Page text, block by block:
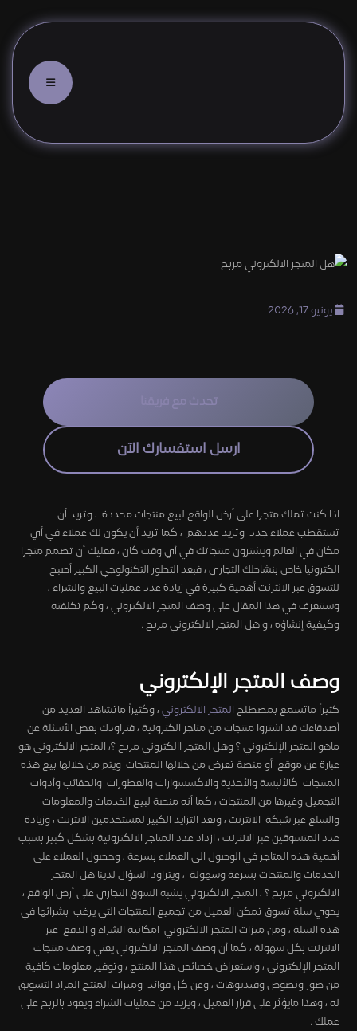
يونيو 17, 2026
تحدث مع فريقنا
ارسل استفسارك الآن
اذا كنت تملك متجرا على أرض الواقع لبيع منتجات محددة ، وتريد أن
تستقطب عملاء جدد وتزيد عددهم ، كما تريد أن يكون لك عملاء في أي
مكان في العالم ويشترون منتجاتك في أي وقت كان ، فعليك أن تصمم متجرا
الكترونيا خاص بنشاطك التجاري ، فبعد التطور التكنولوجي الكبير أصبح
للتسوق عبر الانترنت أهمية كبيرة في زيادة عدد عمليات البيع والشراء ،
وسنتعرف في هذا المقال على وصف المتجر الالكتروني ، وكم تكلفته
وكيفية إنشاؤه ، و هل المتجر الالكتروني مربح .
وصف المتجر الإلكتروني
كثيراً ماتسمع بمصطلح المتجر الالكتروني ، وكثيراً ماتشاهد العديد من
أصدقاءك قد اشتروا منتجات من متاجر الكترونية ، فتراودك بعض الأسئلة عن
ماهو المتجر الإلكتروني ؟ وهل المتجر االكتروني مربح ؟، المتجر الالكتروني هو
عبارة عن موقع أو منصة تعرض من خلالها المنتجات ويتم من خلالها بيع هذه
المنتجات كالألبسة والأحذية والاكسسوارات والعطورات والحقائب وأدوات
التجميل وغيرها من المنتجات ، كما أنه منصة لبيع الخدمات والمعلومات
والسلع عبر شبكة الانترنت ، وبعد التزايد الكبير لمستخدمين الانترنت ، وزيادة
عدد المتسوقين عبر الانترنت ، ازداد عدد المتاجر الالكترونية بشكل كبير بسبب
أهمية هذه المتاجر في الوصول الى العملاء بسرعة ، وحصول العملاء على
الخدمات والمنتجات بسرعة وسهولة ، ويتراود السؤال لدينا هل المتجر
الالكتروني مربح ؟ ، المتجر الالكتروني يشبه السوق التجاري على أرض الواقع ،
يحوي سلة تسوق تمكن العميل من تجميع المنتجات التي يرغب بشرائها في
هذه السلة ، ومن ميزات المتجر الالكتروني امكانية الشراء و الدفع عبر
الانترنت بكل سهولة ، كما أن وصف المتجر الالكتروني يعني وصف منتجات
المتجر الإلكتروني ، واستعراض خصائص هذا المنتج ، وتوفير معلومات كافية
من صور ونصوص وفيديوهات ، وعن كل فوائد وميزات المنتج المراد التسويق
له ، وهذا مايؤثر على قرار العميل ، ويزيد من عمليات الشراء ويعود بالربح على
عملك .